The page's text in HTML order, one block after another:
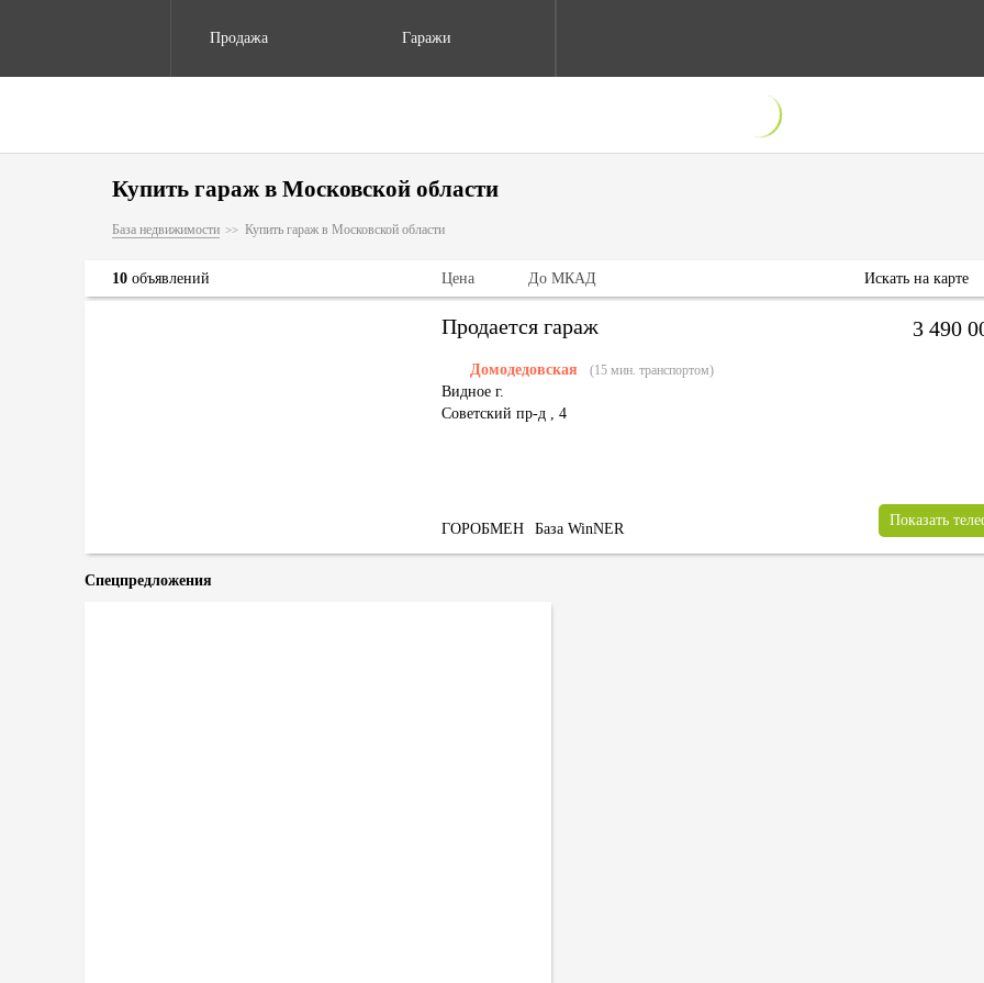
Продажа Гаражи
Купить гараж в Московской области
База недвижимости Купить гараж в Московской области
Продается гараж
Домодедовская (15 мин. транспортом)
Видное г.
Советский пр-д , 4
3 490
ГОРОБМЕН База WinNER
Показать
Спецпредложения
10 объявлений Цена До МКАД Искать на карте